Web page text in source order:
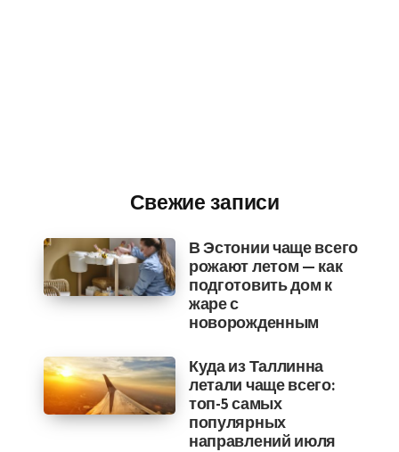
Свежие записи
В Эстонии чаще всего
рожают летом — как
подготовить дом к
жаре с
новорожденным
Куда из Таллинна
летали чаще всего:
топ-5 самых
популярных
направлений июля